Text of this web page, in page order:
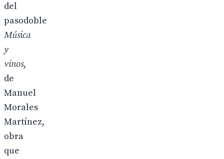
del
pasodoble
Música
y
vinos,
de
Manuel
Morales
Martínez,
obra
que